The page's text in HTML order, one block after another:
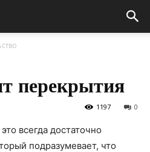
перекрытия
0
1197
всегда достаточно
подразумевает, что